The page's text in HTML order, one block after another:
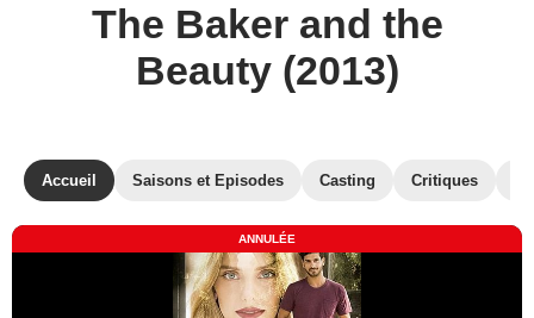
The Baker and the
Beauty (2013)
Accueil Saisons et Episodes Casting Critiques
ANNULÉE